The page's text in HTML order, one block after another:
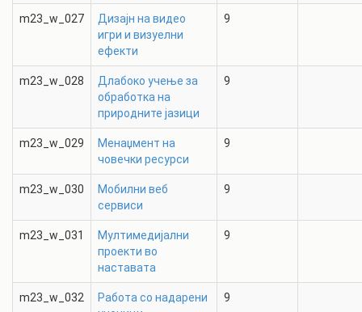
m23_w_027
Дизајн на видео
игри и визуелни
ефекти
9
m23_w_028
Длабоко учење за
обработка на
природните јазици
9
m23_w_029
Менаџмент на
човечки ресурси
9
m23_w_030
Мобилни веб
сервиси
9
m23_w_031
Мултимедијални
проекти во
наставата
9
m23_w_032
Работа со надарени
9